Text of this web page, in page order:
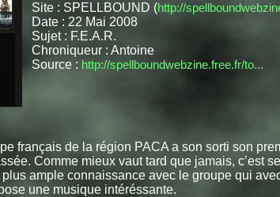
Site : SPELLBOUND (http://
Date : 22 Mai 2008
Sujet : F.E.A.R.
Chroniqueur : Antoine
Source : http://spellboundwebzine.free.fr/to...
français de la région PACA a son sorti son
Comme mieux vaut tard que jamais, c’est
ample connaissance avec le groupe qui
une musique intéréssante.